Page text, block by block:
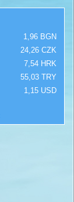
1,96 BGN
24,26 CZK
7,54 HRK
55,03 TRY
1,15 USD